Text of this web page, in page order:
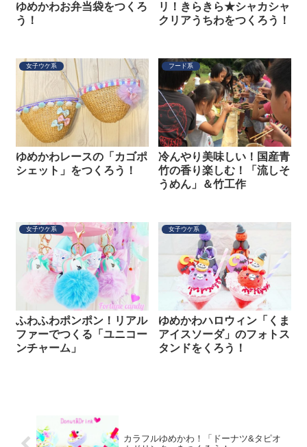
ゆめかわお弁当袋をつくろ
う！
リ！きらきら★シャカシャ
クリアうちわをつくろう！
女子ウケ系
ゆめかわレースの「カゴポ
シェット」をつくろう！
フード系
冷んやり美味しい！国産青
竹の香り楽しむ！「流しそ
うめん」＆竹工作
女子ウケ系
ふわふわポンポン！リアル
ファーでつくる「ユニコー
ンチャーム」
女子ウケ系
ゆめかわハロウィン「くま
アイスソーダ」のフォトス
タンドをくろう！
カラフルゆめかわ！「ドーナツ&タピオ